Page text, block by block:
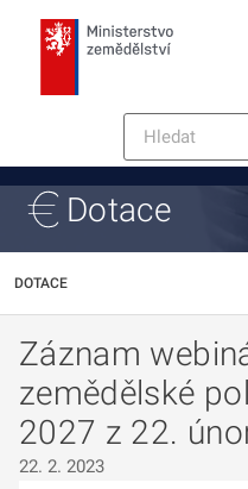
Dotace
DOTACE
Záznam
zemědělské
2027 z 22.
22. 2. 2023